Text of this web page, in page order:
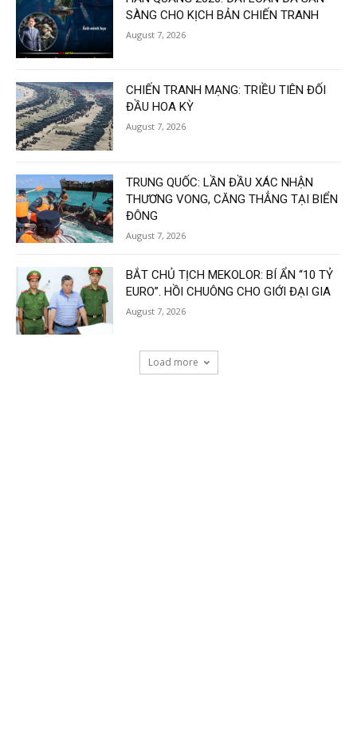
SÀNG CHO KỊCH BẢN CHIẾN TRANH
August 7, 2026
CHIẾN TRANH MẠNG: TRIỀU TIÊN ĐỐI
ĐẦU HOA KỲ
August 7, 2026
TRUNG QUỐC: LẦN ĐẦU XÁC NHẬN
THƯƠNG VONG, CĂNG THẲNG TẠI BIỂN
ĐÔNG
August 7, 2026
BẮT CHỦ TỊCH MEKOLOR: BÍ ẨN “10 TỶ
EURO”. HỒI CHUÔNG CHO GIỚI ĐẠI GIA
August 7, 2026
Load more